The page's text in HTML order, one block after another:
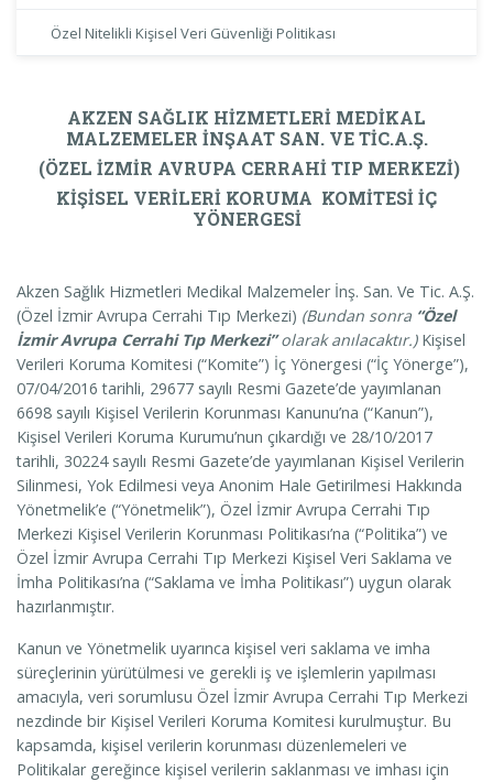
Özel Nitelikli Kişisel Veri Güvenliği Politikası
AKZEN SAĞLIK HİZMETLERİ MEDİKAL
MALZEMELER İNŞAAT SAN. VE TİC.A.Ş.
(ÖZEL İZMİR AVRUPA CERRAHİ TIP MERKEZİ)
KİŞİSEL VERİLERİ KORUMA KOMİTESİİÇ
YÖNERGESİ
Akzen Sağlık Hizmetleri Medikal Malzemeler İnş. San. Ve Tic. A.Ş.
(Özel İzmir Avrupa Cerrahi Tıp Merkezi) (Bundan sonra “Özel
İzmir Avrupa Cerrahi Tıp Merkezi”olarak anılacaktır.)Kişisel
Verileri Koruma Komitesi (“Komite”) İç Yönergesi (“İç Yönerge”),
07/04/2016 tarihli, 29677 sayılı Resmi Gazete’de yayımlanan
6698 sayılı Kişisel Verilerin Korunması Kanunu’na (“Kanun”),
Kişisel Verileri Koruma Kurumu’nun çıkardığı ve 28/10/2017
tarihli, 30224 sayılı Resmi Gazete’de yayımlanan Kişisel Verilerin
Silinmesi, Yok Edilmesi veya Anonim Hale Getirilmesi Hakkında
Yönetmelik’e (“Yönetmelik”), Özel İzmir Avrupa Cerrahi Tıp
Merkezi Kişisel Verilerin Korunması Politikası’na (“Politika”) ve
Özel İzmir Avrupa Cerrahi Tıp Merkezi Kişisel Veri Saklama ve
İmha Politikası’na (“Saklama ve İmha Politikası”) uygun olarak
hazırlanmıştır.
Kanun ve Yönetmelik uyarınca kişisel veri saklama ve imha
süreçlerinin yürütülmesi ve gerekli iş ve işlemlerin yapılması
amacıyla, veri sorumlusu Özel İzmir Avrupa Cerrahi Tıp Merkezi
nezdinde bir Kişisel Verileri Koruma Komitesi kurulmuştur. Bu
kapsamda, kişisel verilerin korunması düzenlemeleri ve
Politikalar gereğince kişisel verilerin saklanması ve imhası için